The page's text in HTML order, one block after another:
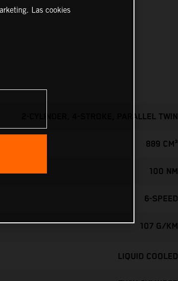
2-CYLINDER, 4-STROKE, PARALLEL TWIN
889 CM³
100 NM
6-SPEED
107 G/KM
LIQUID COOLED
Las cookies